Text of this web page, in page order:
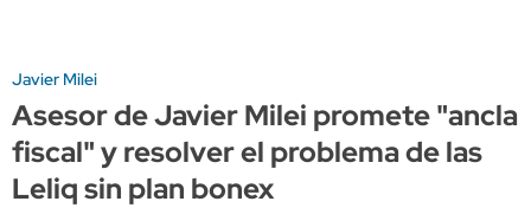
Javier Milei
Asesor de Javier Milei promete "ancla
fiscal" y resolver el problema de las
Leliq sin plan bonex